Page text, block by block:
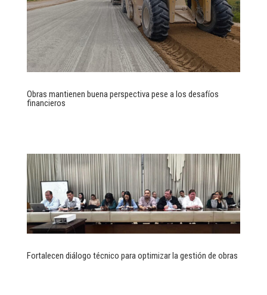
Obras mantienen buena perspectiva pese a los desafíos
financieros
Fortalecen diálogo técnico para optimizar la gestión de obras